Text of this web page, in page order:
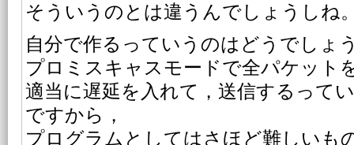
そういうのとは違うんでしょうしね
自分で作るっていうのはどうでしょ
プロミスキャスモードで全パケット
適当に遅延を入れて，送信するって
ですから，
プログラムとしてはさほど難しいも